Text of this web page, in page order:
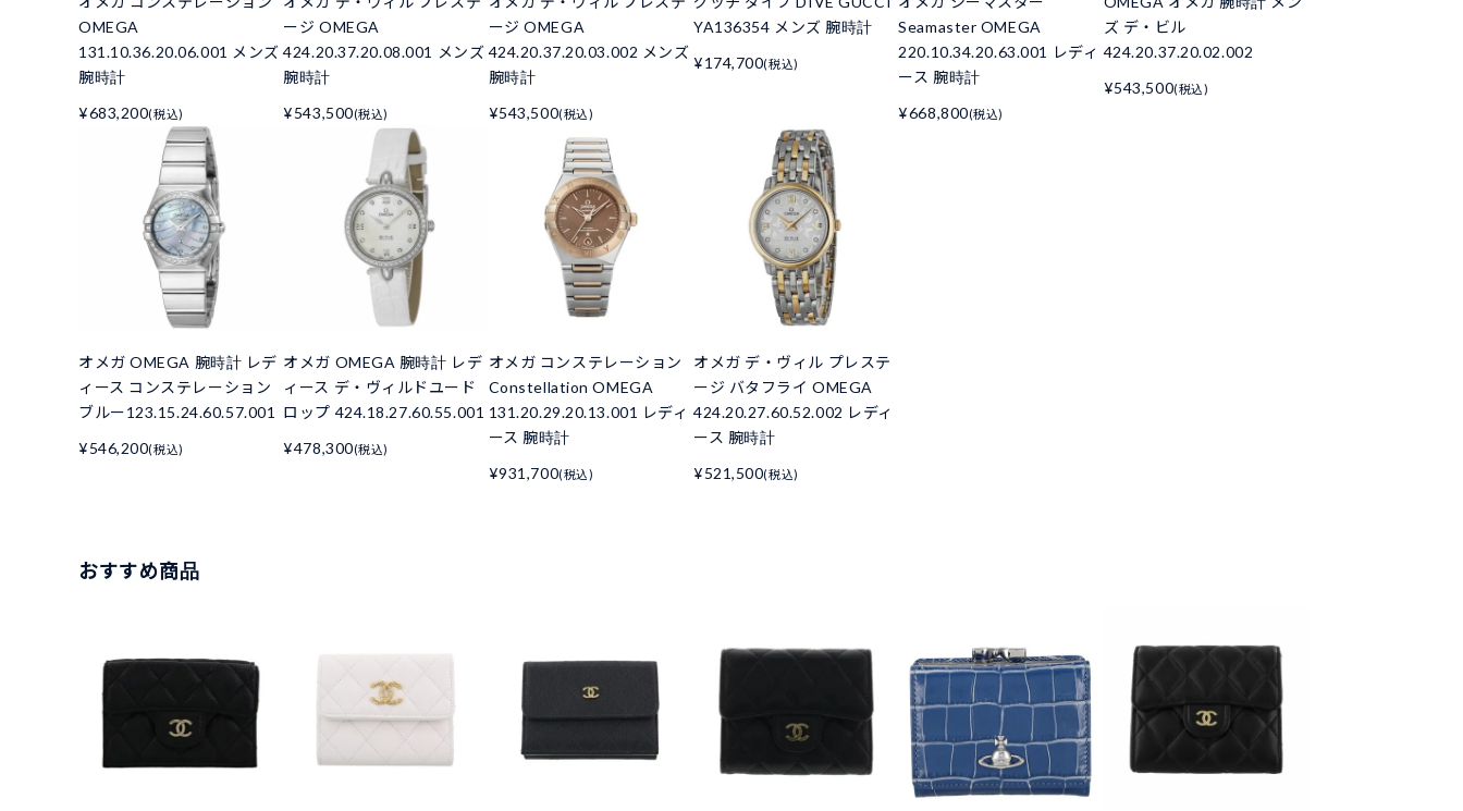
OMEGA
131.10.36.20.06.001 メンズ
腕時計
¥683,200(税込)
ージ OMEGA
424.20.37.20.08.001 メンズ
腕時計
¥543,500(税込)
ージ OMEGA
424.20.37.20.03.002 メンズ
腕時計
¥543,500(税込)
YA136354 メンズ 腕時計
¥174,700(税込)
Seamaster OMEGA
220.10.34.20.63.001 レディ
ース 腕時計
¥668,800(税込)
ズ デ・ビル
424.20.37.20.02.002
¥543,500(税込)
オメガ OMEGA 腕時計 レデ
ィース コンステレーション
ブルー123.15.24.60.57.001
¥546,200(税込)
オメガ OMEGA 腕時計 レデ
ィース デ・ヴィルドユード
ロップ 424.18.27.60.55.001
¥478,300(税込)
オメガ コンステレーション
Constellation OMEGA
131.20.29.20.13.001 レディ
ース 腕時計
¥931,700(税込)
オメガ デ・ヴィル プレステ
ージ バタフライ OMEGA
424.20.27.60.52.002 レディ
ース 腕時計
¥521,500(税込)
おすすめ商品